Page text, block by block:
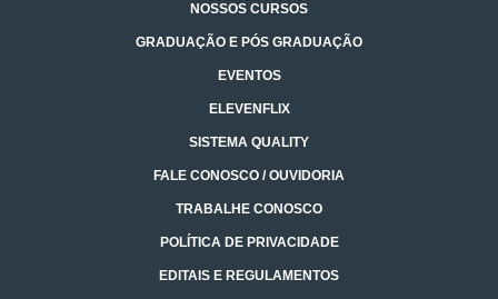
NOSSOS CURSOS
GRADUAÇÃO E PÓS GRADUAÇÃO
EVENTOS
ELEVENFLIX
SISTEMA QUALITY
FALE CONOSCO / OUVIDORIA
TRABALHE CONOSCO
POLÍTICA DE PRIVACIDADE
EDITAIS E REGULAMENTOS